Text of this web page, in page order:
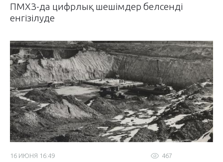
ПМХЗ-да цифрлық шешімдер белсенді
енгізілуде
467
16 ИЮНЯ 16:49